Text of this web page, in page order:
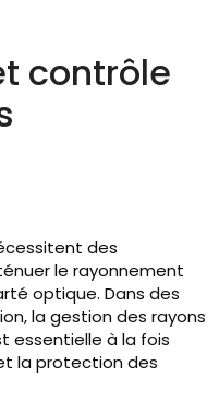
contrôle
des
le rayonnement
optique. Dans des
la gestion des rayons
essentielle à la fois
la protection des